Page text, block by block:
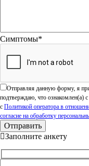
Симптомы*
Отправляя данную форму, я
подтверждаю, что ознакомлен(а)
с Политикой оператора в
согласие на обработку
Заполните анкету